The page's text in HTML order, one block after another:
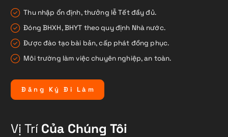
Thu nhập ổn định, thưởng lễ Tết đầy đủ.
Đóng BHXH, BHYT theo quy định Nhà nước.
Được đào tạo bài bản, cấp phát đồng phục.
Môi trường làm việc chuyên nghiệp, an toàn.
Đ ă n g Ký Đ i L à m
Vị TríCủa Chúng Tôi